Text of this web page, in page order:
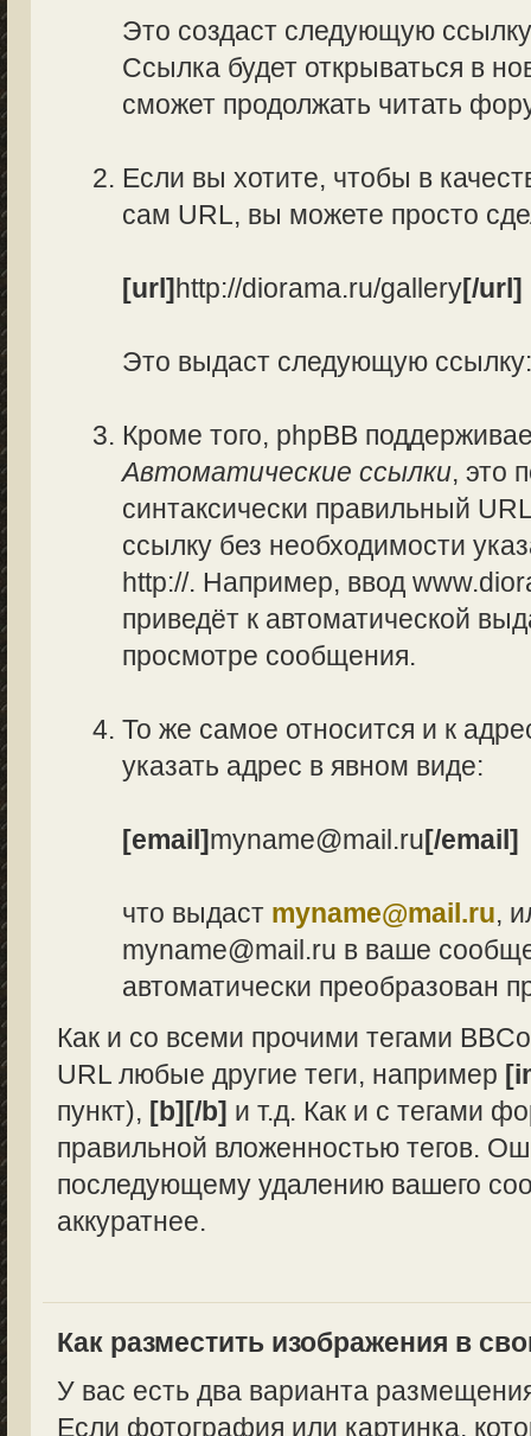
Это создаст следующую
Ссылка будет открываться в
сможет продолжать читать
Если вы хотите, чтобы в
сам URL, вы можете просто
[url]http://diorama.ru/gallery[/url]
Это выдаст следующую
Кроме того, phpBB
Автоматические ссылки, это
синтаксически правильный
ссылку без необходимости
http://. Например, ввод
приведёт к автоматической
просмотре сообщения.
То же самое относится и к
указать адрес в явном виде:
[email]myname@mail.ru[/email]
что выдаст myname@mail.ru,
myname@mail.ru в ваше
автоматически преобразован
Как и со всеми прочими тегами
URL любые другие теги, например
пункт), [b][/b] и т.д. Как и с тегами
правильной вложенностью тегов.
последующему удалению вашего
аккуратнее.
Как разместить изображения в
У вас есть два варианта
Если фотография или картинка,